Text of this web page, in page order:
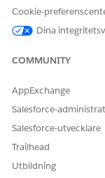
Klicka på
Endast de
visas de under
LÖSTE
Cookie-
Dina
COMMUNITY
AppExchange
Salesforce-
Salesforce-utvecklare
Trailhead
Utbildning